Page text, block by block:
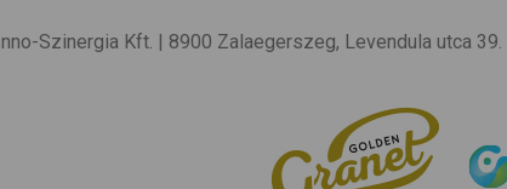
Inno-Szinergia Kft. | 8900 Zalaegerszeg, Levendula utca 39. |